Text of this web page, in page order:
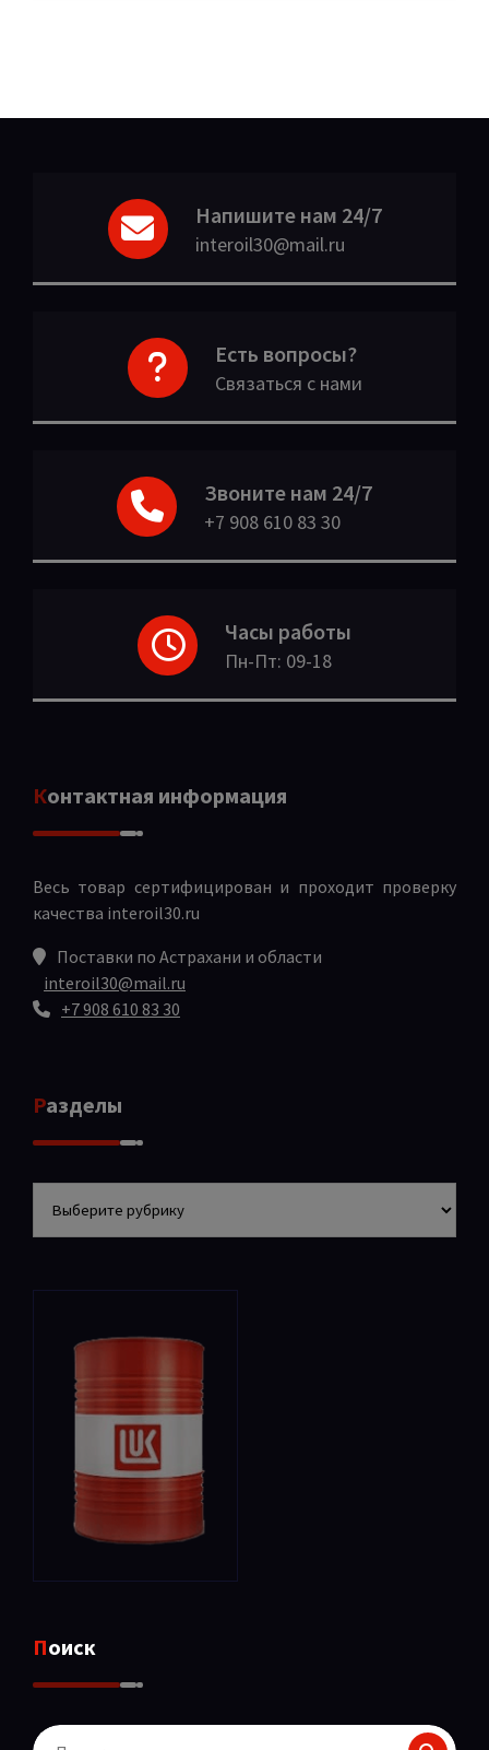
Напишите нам 24/7
interoil30@mail.ru
Есть вопросы?
Связаться с нами
Звоните нам 24/7
+7 908 610 83 30
Часы работы
Пн-Пт: 09-18
Контактная информация
Весь товар сертифицирован и проходит проверку
качества interoil30.ru
Поставки по Астрахани и области
interoil30@mail.ru
+7 908 610 83 30
Разделы
Поиск
Поиск